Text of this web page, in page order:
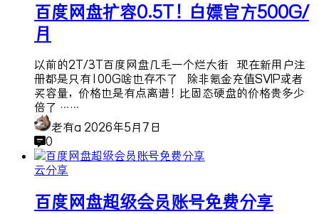
百度网盘扩容0.5T！白嫖官方500G/
月
以前的2T/3T百度网盘几毛一个烂大街 现在新用户注
册都是只有100G啥也存不了 除非氪金充值SVIP或者
买容量，价格也是有点离谱！比固态硬盘的价格贵多少
倍了 ……
老有a 2026年5月7日
0
云分享
百度网盘超级会员账号免费分享